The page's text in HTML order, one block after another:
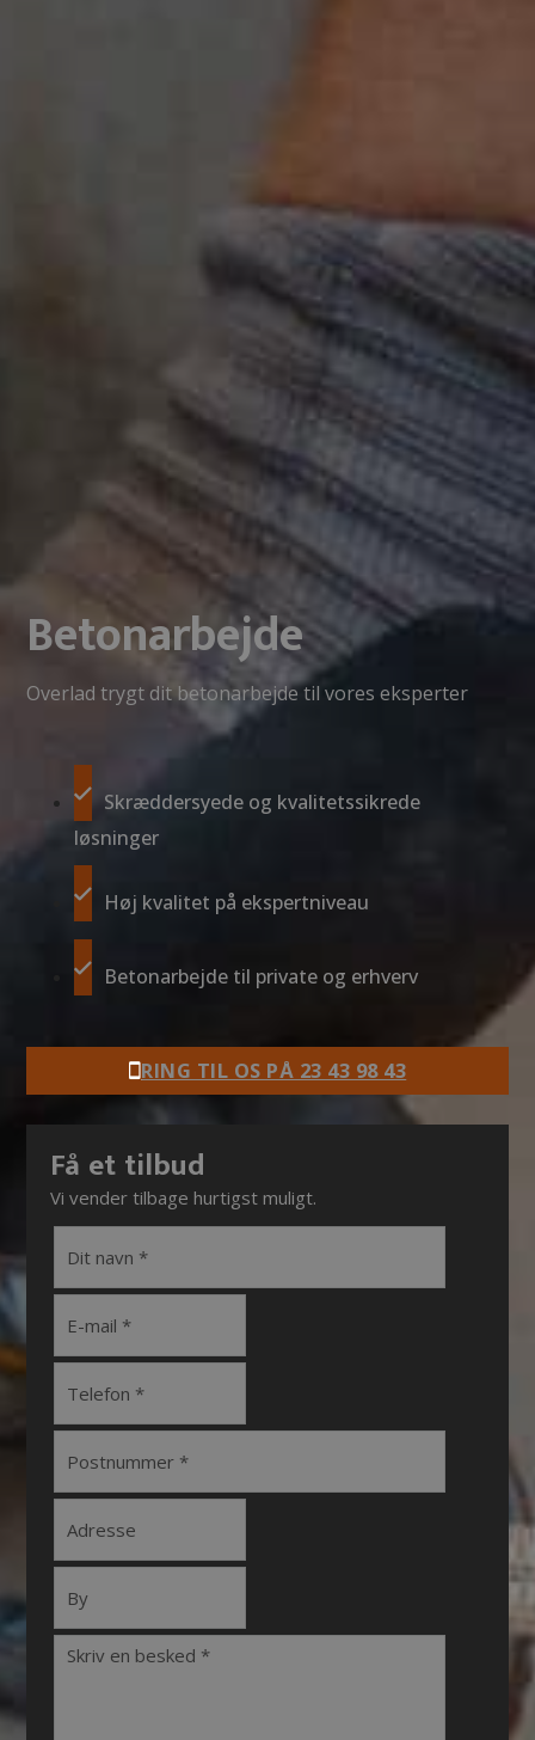
Betonarbejde
Overlad trygt dit betonarbejde til vores eksperter
Skræddersyede og kvalitetssikrede
løsninger
Høj kvalitet på ekspertniveau
Betonarbejde til private og erhverv
RING TIL OS PÅ 23 43 98 43
Få et tilbud
Vi vender tilbage hurtigst muligt.